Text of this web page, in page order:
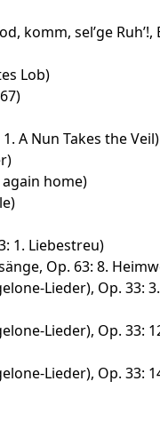
komm, sel’ge Ruh’!,
Lob)
A Nun Takes the Veil)
home)
1. Liebestreu)
Op. 63: 8.
Lieder), Op. 33:
Lieder), Op. 33:
Lieder), Op. 33: